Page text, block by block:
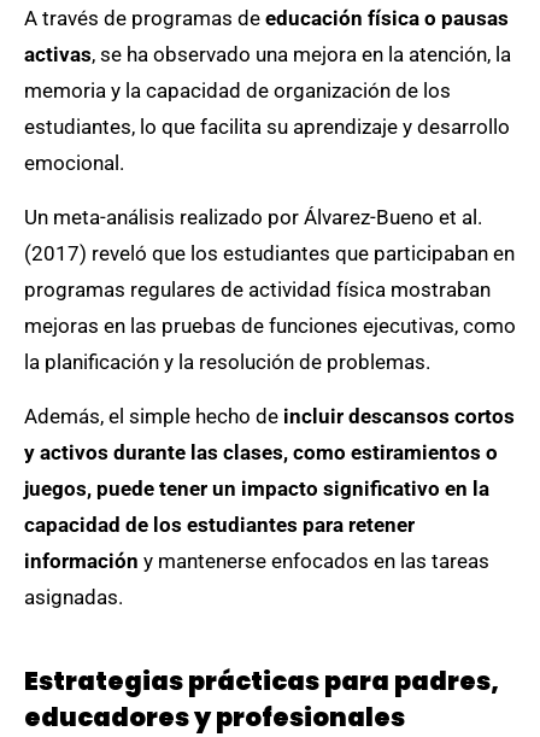
A través de programas de educación física o pausas
activas, se ha observado una mejora en la atención, la
memoria y la capacidad de organización de los
estudiantes, lo que facilita su aprendizaje y desarrollo
emocional.
Un meta-análisis realizado por Álvarez-Bueno et al.
(2017) reveló que los estudiantes que participaban en
programas regulares de actividad física mostraban
mejoras en las pruebas de funciones ejecutivas, como
la planificación y la resolución de problemas.
Además, el simple hecho de incluir descansos cortos
y activos durante las clases, como estiramientos o
juegos, puede tener un impacto significativo en la
capacidad de los estudiantes para retener
información y mantenerse enfocados en las tareas
asignadas.
Estrategias prácticas para padres,
educadores y profesionales